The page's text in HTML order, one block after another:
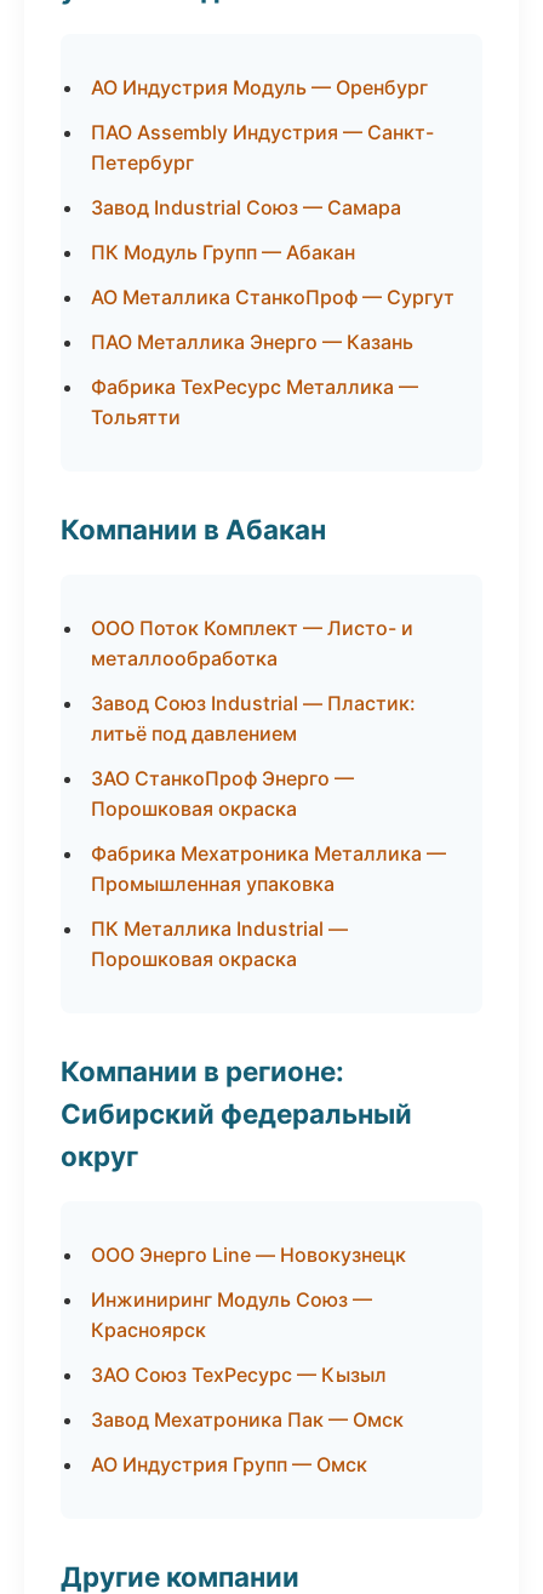
АО Индустрия Модуль — Оренбург
ПАО Assembly Индустрия — Санкт-
Петербург
Завод Industrial Союз — Самара
ПК Модуль Групп — Абакан
АО Металлика СтанкоПроф — Сургут
ПАО Металлика Энерго — Казань
Фабрика ТехРесурс Металлика —
Тольятти
Компании в Абакан
ООО Поток Комплект — Листо- и
металлообработка
Завод Союз Industrial — Пластик:
литьё под давлением
ЗАО СтанкоПроф Энерго —
Порошковая окраска
Фабрика Мехатроника Металлика —
Промышленная упаковка
ПК Металлика Industrial —
Порошковая окраска
Компании в регионе:
Сибирский федеральный
округ
ООО Энерго Line — Новокузнецк
Инжиниринг Модуль Союз —
Красноярск
ЗАО Союз ТехРесурс — Кызыл
Завод Мехатроника Пак — Омск
АО Индустрия Групп — Омск
Другие компании